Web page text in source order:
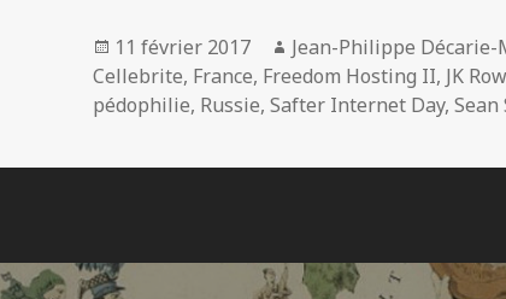
Publié
le
11 février 2017 Auteur
Jean-Philippe
Cellebrite, France, Freedom Hosting II, JK
pédophilie, Russie,Safter Internet Day,Sean
Navigation